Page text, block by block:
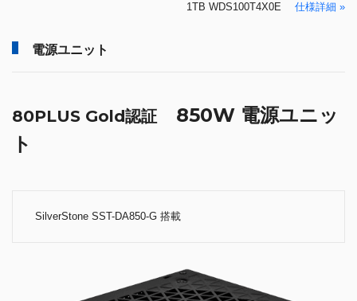
1TB WDS100T4X0E 仕様詳細 »
電源ユニット
80PLUS Gold認証 850W 電源ユニッ
ト
SilverStone SST-DA850-G 搭載